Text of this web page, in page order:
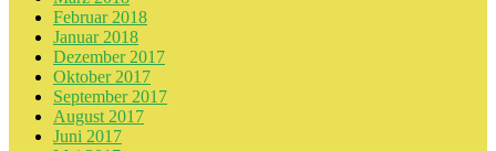
Februar 2018
Januar 2018
Dezember 2017
Oktober 2017
September 2017
August 2017
Juni 2017